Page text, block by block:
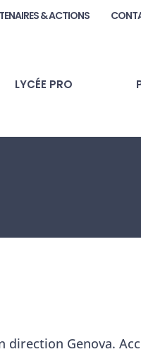
& ACTIONS
LYCÉE PRO
Genova.